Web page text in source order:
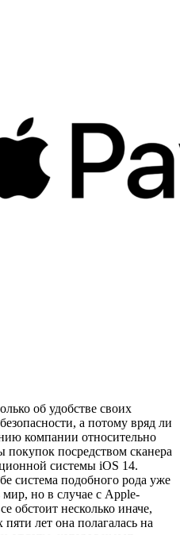
об удобстве своих
а потому вряд ли
компании относительно
покупок посредством сканера
системы iOS 14.
система подобного рода уже
мир, но в случае с Apple-
обстоит несколько иначе,
лет она полагалась на